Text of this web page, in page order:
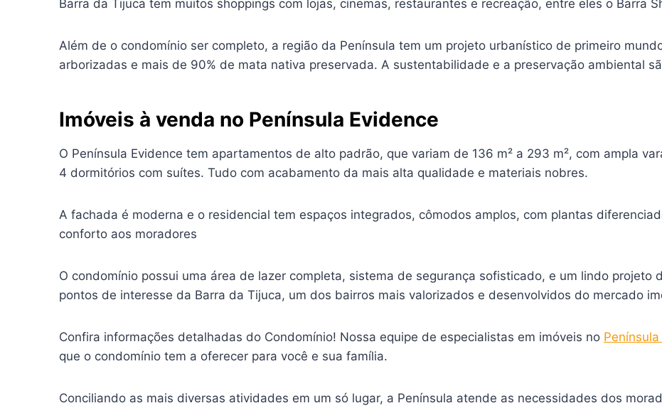
Barra da Tijuca tem muitos shoppings com lojas, cinemas, restaurantes e recreação, entre eles o Barra
Além de o condomínio ser completo, a região da Península tem um projeto urbanístico de primeiro
arborizadas e mais de 90% de mata nativa preservada. A sustentabilidade e a preservação ambiental
Imóveis à venda no Península Evidence
O Península Evidence tem apartamentos de alto padrão, que variam de 136 m² a 293 m², com ampla
4 dormitórios com suítes. Tudo com acabamento da mais alta qualidade e materiais nobres.
A fachada é moderna e o residencial tem espaços integrados, cômodos amplos, com plantas
conforto aos moradores
O condomínio possui uma área de lazer completa, sistema de segurança sofisticado, e um lindo projeto
pontos de interesse da Barra da Tijuca, um dos bairros mais valorizados e desenvolvidos do mercado
Confira informações detalhadas do Condomínio! Nossa equipe de especialistas em imóveis no
que o condomínio tem a oferecer para você e sua família.
Conciliando as mais diversas atividades em um só lugar, a Península atende as necessidades dos